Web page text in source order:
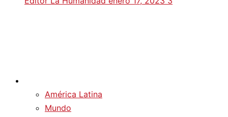
América Latina
Mundo